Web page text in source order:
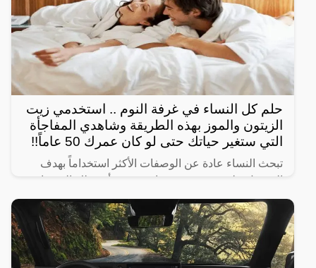
حلم كل النساء في غرفة النوم .. استخدمي زيت
الزيتون والموز بهذه الطريقة وشاهدي المفاجأة
التي ستغير حياتك حتى لو كان عمرك 50 عاماً!!
تبحث النساء عادة عن الوصفات الأكثر استخداماً بهدف
الحصول على شعر صحي وناعم، ومن أبرز تلك الوصفات
الخاصة بالبشرة والجسم للحصول على أفضل نتيجة خلال
فترة قصيرة،